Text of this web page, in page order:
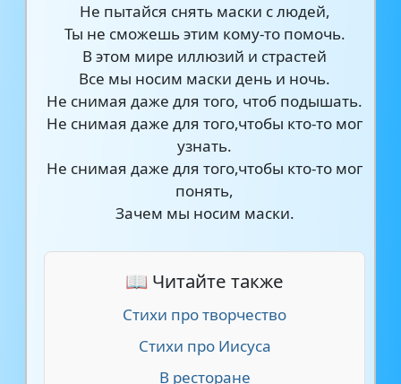
Не пытайся снять маски с людей,
Ты не сможешь этим кому-то помочь.
В этом мире иллюзий и страстей
Все мы носим маски день и ночь.
Не снимая даже для того, чтоб подышать.
Не снимая даже для того,чтобы кто-то мог
узнать.
Не снимая даже для того,чтобы кто-то мог
понять,
Зачем мы носим маски.
📖 Читайте также
Стихи про творчество
Стихи про Иисуса
В ресторане